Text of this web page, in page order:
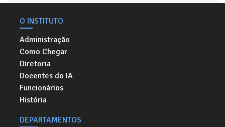
O INSTITUTO
Administração
Como Chegar
Diretoria
Docentes do IA
Funcionários
História
DEPARTAMENTOS